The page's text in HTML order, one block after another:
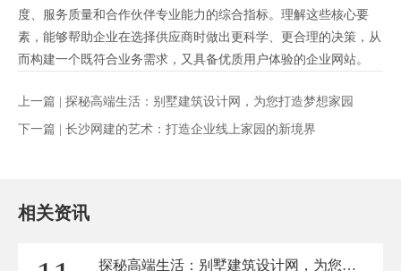
度、服务质量和合作伙伴专业能力的综合指标。理解这些核心要
素，能够帮助企业在选择供应商时做出更科学、更合理的决策，从
而构建一个既符合业务需求，又具备优质用户体验的企业网站。
上一篇 | 探秘高端生活：别墅建筑设计网，为您打造梦想家园
下一篇 | 长沙网建的艺术：打造企业线上家园的新境界
相关资讯
探秘高端生活：别墅建筑设计网，为您打造梦想家园